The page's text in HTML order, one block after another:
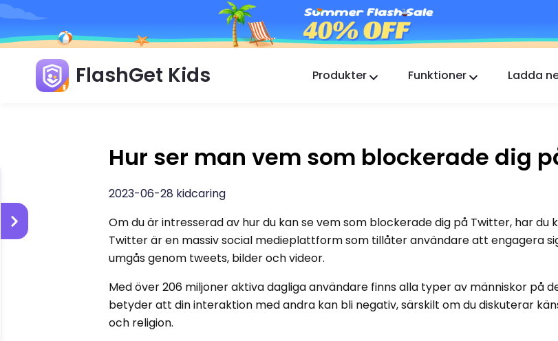
FlashGet Kids Produkter
FlashGet Finder
Funktioner Ladda
Hur ser man vem som blockerade dig
2023-06-28 kidcaring
Om du är intresserad av hur du kan se vem som blockerade dig på Twitter, har du
Twitter är en massiv social medieplattform som tillåter användare att engagera
umgås genom tweets, bilder och videor.
Med över 206 miljoner aktiva dagliga användare finns alla typer av människor på
betyder att din interaktion med andra kan bli negativ, särskilt om du diskuterar
och religion.